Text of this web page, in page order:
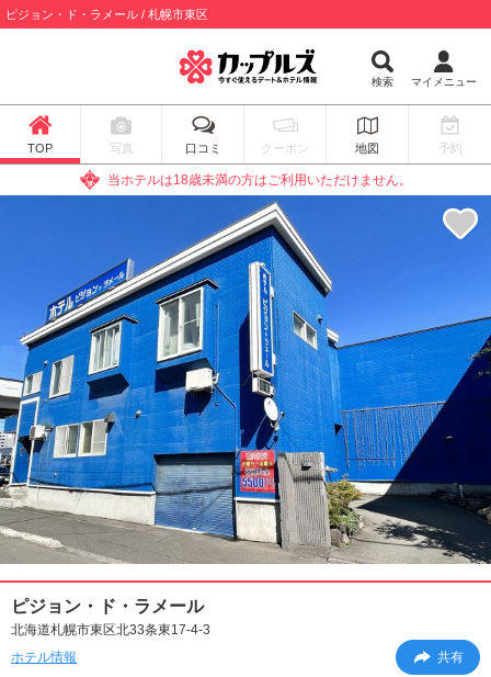
ピジョン・ド・ラメール / 札幌市東区
検索 マイメニュー
TOP 写真 口コミ クーポン 地図 予約
当ホテルは18歳未満の方はご利用いただけません。
ピジョン・ド・ラメール
北海道札幌市東区北33条東17-4-3
ホテル情報
共有